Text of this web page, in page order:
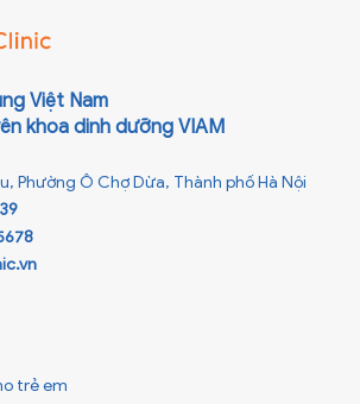
Việt Nam
khoa dinh dưỡng VIAM
Phường Ô Chợ Dừa, Thành phố Hà Nội
trẻ em